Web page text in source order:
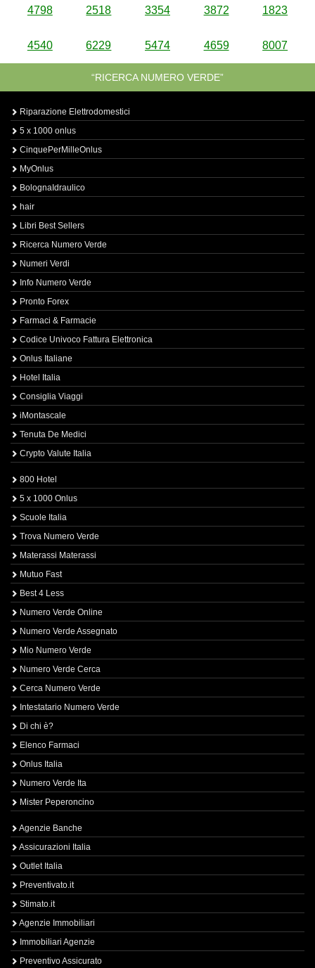
4798 2518 3354 3872 1823
4540 6229 5474 4659 8007
“RICERCA NUMERO VERDE”
Riparazione Elettrodomestici
5 x 1000 onlus
CinquePerMilleOnlus
MyOnlus
BolognaIdraulico
hair
Libri Best Sellers
Ricerca Numero Verde
Numeri Verdi
Info Numero Verde
Pronto Forex
Farmaci & Farmacie
Codice Univoco Fattura Elettronica
Onlus Italiane
Hotel Italia
Consiglia Viaggi
iMontascale
Tenuta De Medici
Crypto Valute Italia
800 Hotel
5 x 1000 Onlus
Scuole Italia
Trova Numero Verde
Materassi Materassi
Mutuo Fast
Best 4 Less
Numero Verde Online
Numero Verde Assegnato
Mio Numero Verde
Numero Verde Cerca
Cerca Numero Verde
Intestatario Numero Verde
Di chi è?
Elenco Farmaci
Onlus Italia
Numero Verde Ita
Mister Peperoncino
Agenzie Banche
Assicurazioni Italia
Outlet Italia
Preventivato.it
Stimato.it
Agenzie Immobiliari
Immobiliari Agenzie
Preventivo Assicurato